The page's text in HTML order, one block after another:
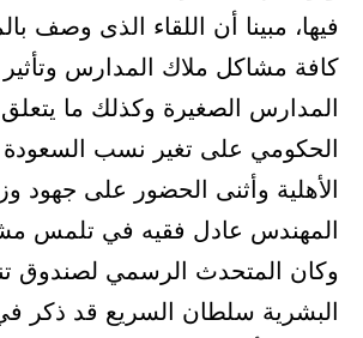
فيها، مبينا أن اللقاء الذى وصف
كافة مشاكل ملاك المدارس وتأثير
المدارس الصغيرة وكذلك ما
الحكومي على تغير نسب
الأهلية وأثنى الحضور على جهود
المهندس عادل فقيه في تلمس
وكان المتحدث الرسمي لصندوق
البشرية سلطان السريع قد ذكر